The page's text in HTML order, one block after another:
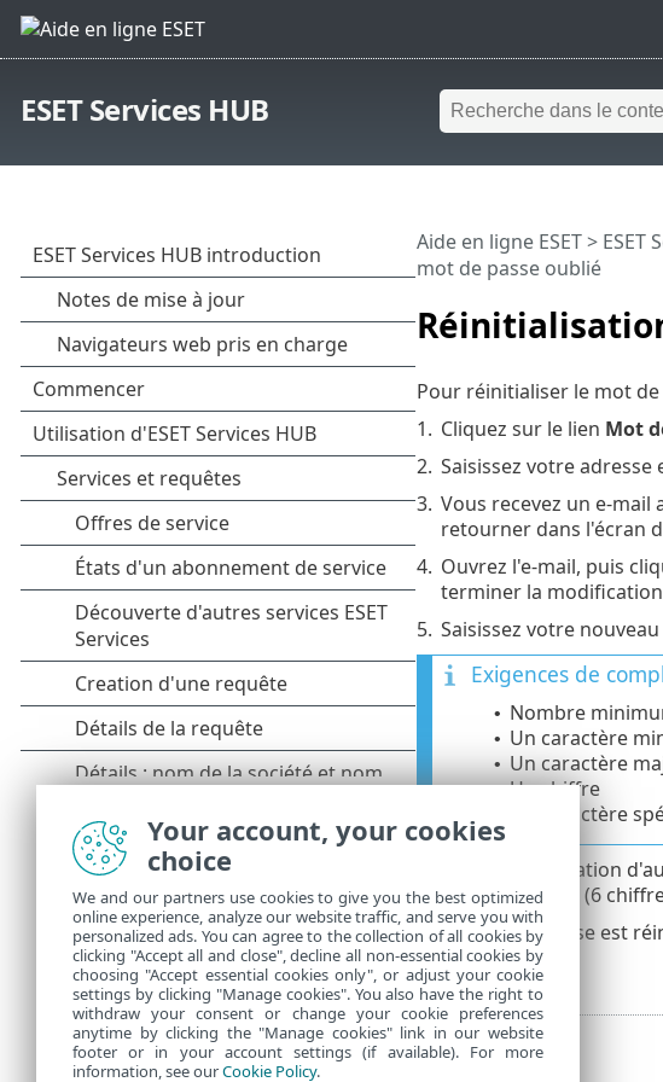
ESET Services HUB
Aide en ligne ESET> ESET
mot de passe oublié
Pour réinitialiser le mot de
1. Cliquez sur le lien Mot
2. Saisissez votre adresse
3. Vous recevez un e-
retourner dans l'écran
4. Ouvrez l'e-mail, puis
terminer la
5. Saisissez votre
Exigences de
• Nombre
• Un caractère
• Un caractère
• Un chiffre
Un caractère
Utilisez l'application
de vérification
(6
Votre mot de passe est
HUB.
Your account, your cookies
choice
We and our partners use cookies to give you the best optimized
online experience, analyze our website traffic, and serve you with
personalized ads. You can agree to the collection of all cookies by
clicking "Accept all and close", decline all non-essential cookies by
choosing "Accept essential cookies only", or adjust your cookie
settings by clicking "Manage cookies". You also have the right to
withdraw your consent or change your cookie preferences
anytime by clicking the "Manage cookies" link in our website
footer or in your account settings (if available). For more
information, see ourCookie Policy.